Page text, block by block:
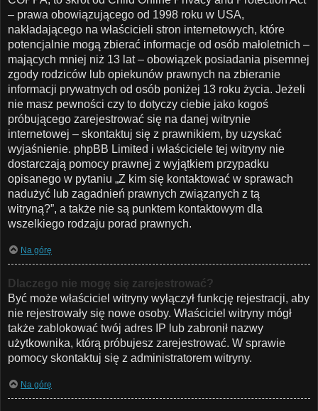
– prawa obowiązującego od 1998 roku w USA,
nakładającego na właścicieli stron internetowych, które
potencjalnie mogą zbierać informacje od osób małoletnich –
mających mniej niż 13 lat – obowiązek posiadania pisemnej
zgody rodziców lub opiekunów prawnych na zbieranie
informacji prywatnych od osób poniżej 13 roku życia. Jeżeli
nie masz pewności czy to dotyczy ciebie jako kogoś
próbującego zarejestrować się na danej witrynie
internetowej – skontaktuj się z prawnikiem, by uzyskać
wyjaśnienie. phpBB Limited i właściciele tej witryny nie
dostarczają pomocy prawnej z wyjątkiem przypadku
opisanego w pytaniu „Z kim się kontaktować w sprawach
nadużyć lub zagadnień prawnych związanych z tą
witryną?”, a także nie są punktem kontaktowym dla
wszelkiego rodzaju porad prawnych.
Na górę
Dlaczego nie mogę się zarejestrować?
Być może właściciel witryny wyłączył funkcję rejestracji, aby
nie rejestrowały się nowe osoby. Właściciel witryny mógł
także zablokować twój adres IP lub zabronił nazwy
użytkownika, którą próbujesz zarejestrować. W sprawie
pomocy skontaktuj się z administratorem witryny.
Na górę